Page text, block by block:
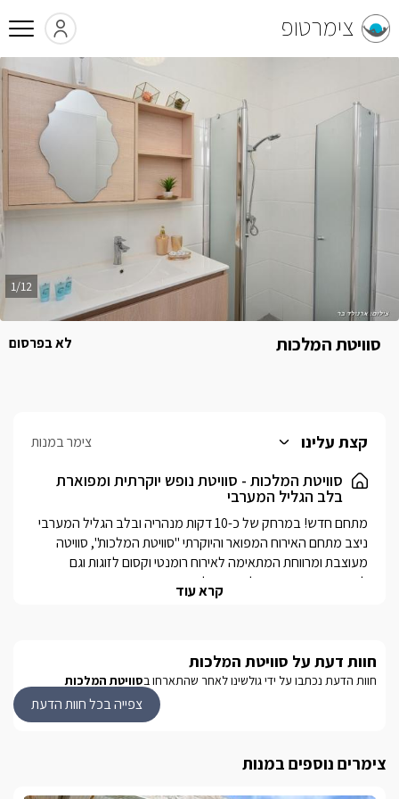
צימרטופ
סוויטת המלכות לא בפרסום
1/12
קצת עלינו צימר במנות
סוויטת המלכות - סוויטת נופש יוקרתית ומפוארת
בלב הגליל המערבי
,מסעדות ובתי קפה.
קרא עוד
חוות דעת על סוויטת המלכות
חוות הדעת נכתבו על ידי גולשינו לאחר שהתארחו בסוויטת המלכות
צפייה בכל חוות הדעת
צימרים נוספים במנות